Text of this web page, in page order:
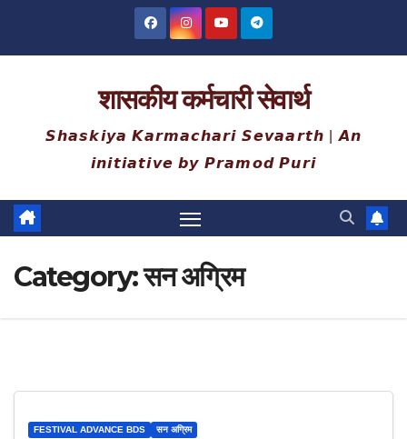
शासकीय कर्मचारी सेवार्थ
𝙎𝙝𝙖𝙨𝙠𝙞𝙮𝙖 𝙆𝙖𝙧𝙢𝙖𝙘𝙝𝙖𝙧𝙞 𝙎𝙚𝙫𝙖𝙖𝙧𝙩𝙝 | 𝘼𝙣
𝙞𝙣𝙞𝙩𝙞𝙖𝙩𝙞𝙫𝙚 𝙗𝙮 𝙋𝙧𝙖𝙢𝙤𝙙 𝙋𝙪𝙧𝙞
Category:सन अग्रिम
FESTIVAL ADVANCE BDS सन अग्रिम